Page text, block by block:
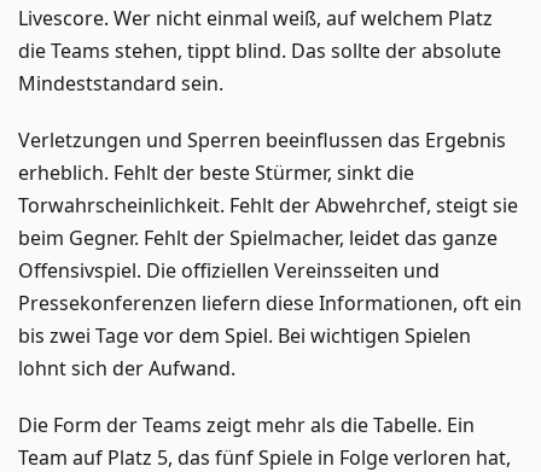
Livescore. Wer nicht einmal weiß, auf welchem Platz
die Teams stehen, tippt blind. Das sollte der absolute
Mindeststandard sein.
Verletzungen und Sperren beeinflussen das Ergebnis
erheblich. Fehlt der beste Stürmer, sinkt die
Torwahrscheinlichkeit. Fehlt der Abwehrchef, steigt sie
beim Gegner. Fehlt der Spielmacher, leidet das ganze
Offensivspiel. Die offiziellen Vereinsseiten und
Pressekonferenzen liefern diese Informationen, oft ein
bis zwei Tage vor dem Spiel. Bei wichtigen Spielen
lohnt sich der Aufwand.
Die Form der Teams zeigt mehr als die Tabelle. Ein
Team auf Platz 5, das fünf Spiele in Folge verloren hat,